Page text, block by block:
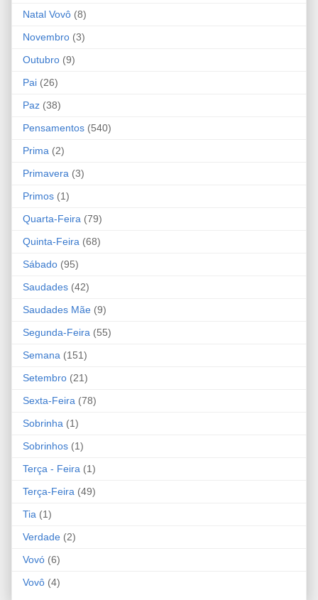
Natal Vovô (8)
Novembro (3)
Outubro (9)
Pai (26)
Paz (38)
Pensamentos (540)
Prima (2)
Primavera (3)
Primos (1)
Quarta-Feira (79)
Quinta-Feira (68)
Sábado (95)
Saudades (42)
Saudades Mãe (9)
Segunda-Feira (55)
Semana (151)
Setembro (21)
Sexta-Feira (78)
Sobrinha (1)
Sobrinhos (1)
Terça - Feira (1)
Terça-Feira (49)
Tia (1)
Verdade (2)
Vovó (6)
Vovô (4)